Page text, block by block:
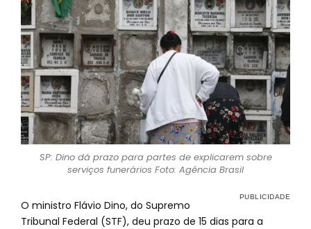
SP: Dino dá prazo para partes de explicarem sobre
serviços funerários Foto: Agência Brasil
O ministro Flávio Dino, do Supremo
Tribunal Federal (STF), deu prazo de 15 dias para a